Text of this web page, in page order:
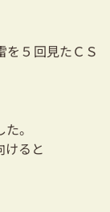
えの方
へ
を５回見たＣＳ
。
けると